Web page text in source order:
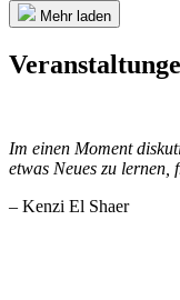
Mehr laden
Im einen Moment
etwas Neues zu lernen,
– Kenzi El Shaer